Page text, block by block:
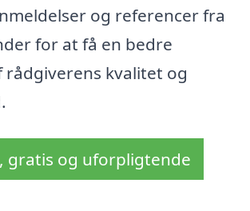
og referencer fra
for at få en bedre
rådgiverens kvalitet og
gratis og uforpligtende